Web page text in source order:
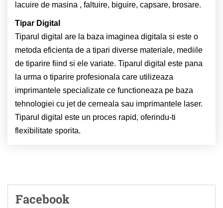
lacuire de masina , faltuire, biguire, capsare, brosare.
Tipar Digital
Tiparul digital are la baza imaginea digitala si este o
metoda eficienta de a tipari diverse materiale, mediile
de tiparire fiind si ele variate. Tiparul digital este pana
la urma o tiparire profesionala care utilizeaza
imprimantele specializate ce functioneaza pe baza
tehnologiei cu jet de cerneala sau imprimantele laser.
Tiparul digital este un proces rapid, oferindu-ti
flexibilitate sporita.
Facebook